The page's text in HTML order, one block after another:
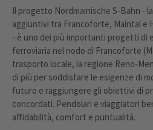
Il progetto Nordmainische S-Bahn -
aggiuntivi tra Francoforte, Maintal e
- è uno dei più importanti progetti di
ferroviaria nel nodo di Francoforte
trasporto locale, la regione Reno-
di più per soddisfare le esigenze di
futuro e raggiungere gli obiettivi di
concordati. Pendolari e viaggiatori
affidabilità, comfort e puntualità.